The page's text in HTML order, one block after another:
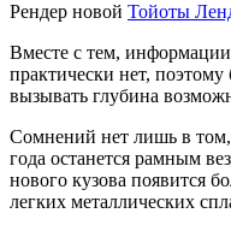
Рендер новой Тойоты
Вместе с тем,
практически нет,
вызывать глубина
Сомнений нет лишь в
года останется рамным
нового кузова появится
легких металлических